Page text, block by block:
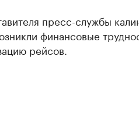
пресс-службы
финансовые
рейсов.